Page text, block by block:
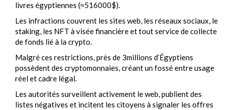
livres égyptiennes (≈516000$).
Les infractions couvrent les sites web, les réseaux sociaux, le
staking, les NFT à visée financière et tout service de collecte
de fonds lié à la crypto.
Malgré ces restrictions, près de 3millions d’Égyptiens
possèdent des cryptomonnaies, créant un fossé entre usage
réel et cadre légal.
Les autorités surveillent activement le web, publient des
listes négatives et incitent les citoyens à signaler les offres